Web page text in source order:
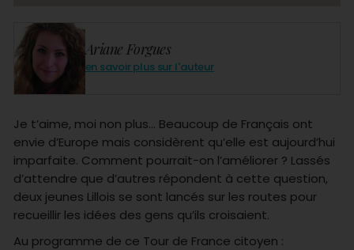
Ariane Forgues
en savoir plus sur l'auteur
Je t’aime, moi non plus… Beaucoup de Français ont
envie d’Europe mais considèrent qu’elle est aujourd’hui
imparfaite. Comment pourrait-on l’améliorer ? Lassés
d’attendre que d’autres répondent à cette question,
deux jeunes Lillois se sont lancés sur les routes pour
recueillir les idées des gens qu’ils croisaient.
Au programme de ce Tour de France citoyen :